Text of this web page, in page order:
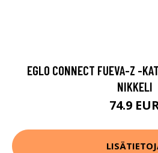
EGLO CONNECT FUEVA-Z -
NIKKELI
74.9